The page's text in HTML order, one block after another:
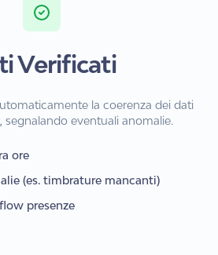
Verificati
la coerenza dei dati
segnalando eventuali anomalie.
ore
(es. timbrature mancanti)
presenze